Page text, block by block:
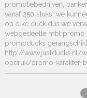
promotiebedrijven,
vanaf 250 stuks, we
op elke duck dus we
webgedeelte mbt promo
promoducks
http://www.justducks.nl/
opdruk/promo-karakter-